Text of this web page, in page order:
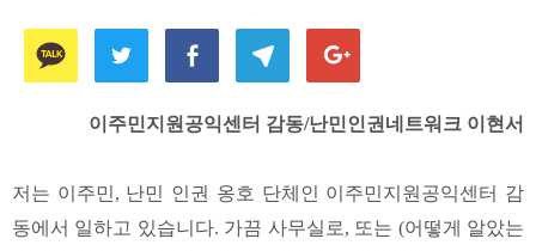
이주민지원공익센터 감동/난민인권네트워크 이현서
저는 이주민, 난민 인권 옹호 단체인 이주민지원공익센터 감
동에서 일하고 있습니다. 가끔 사무실로, 또는 (어떻게 알았는